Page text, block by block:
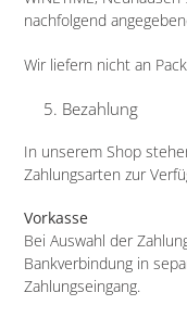
nachfolgend
Wir liefern nicht an
Bezahlung
In unserem Shop
Zahlungsarten zur
Vorkasse
Bei Auswahl der
Bankverbindung in
Zahlungseingang.